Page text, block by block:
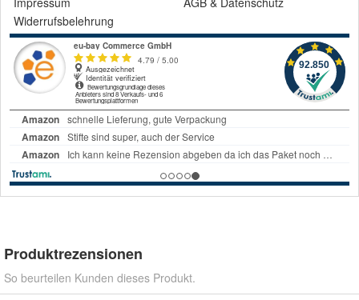
Widerrufsbelehrung
Produktrezensionen
So beurteilen Kunden dieses Produkt.